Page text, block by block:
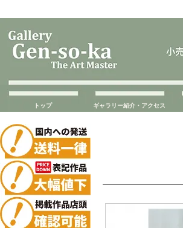
トップ ギャラリー紹介・アクセス